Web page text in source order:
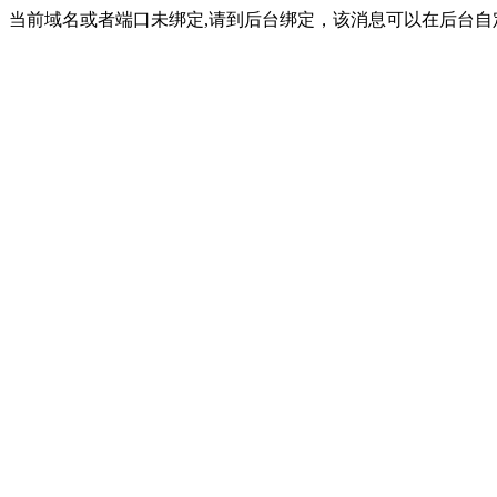
当前域名或者端口未绑定,请到后台绑定，该消息可以在后台自